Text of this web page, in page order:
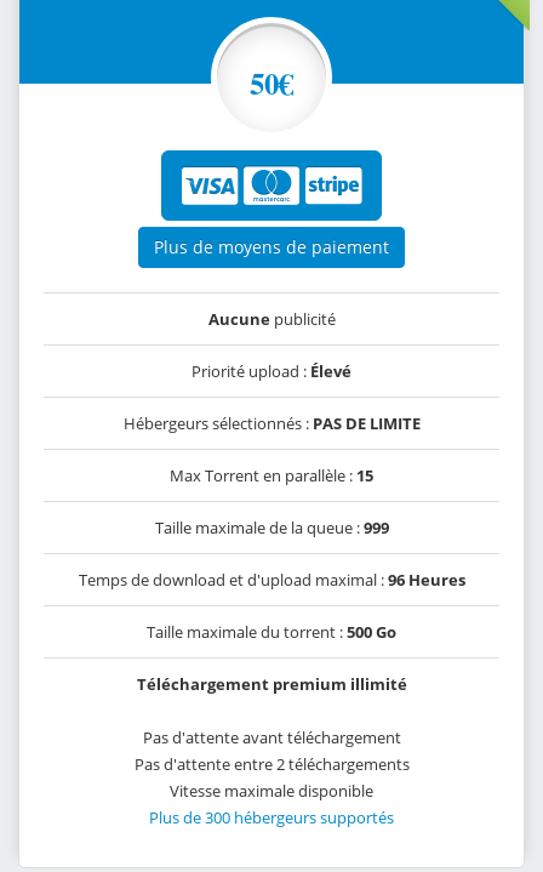
50€
Plus de moyens de paiement
Aucunepublicité
Priorité upload : Élevé
Hébergeurs sélectionnés : PAS DE LIMITE
Max Torrent en parallèle : 15
Taille maximale de la queue :999
Temps de download et d'upload maximal :96 Heures
Taille maximale du torrent :500 Go
Téléchargement premium illimité
Pas d'attente avant téléchargement
Pas d'attente entre 2 téléchargements
Vitesse maximale disponible
Plus de 300 hébergeurs supportés